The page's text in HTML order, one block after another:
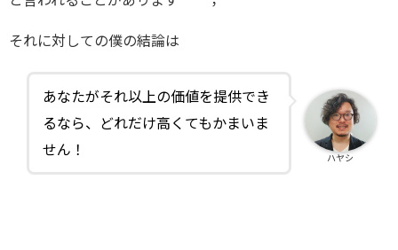
それに対しての僕の結論は
あなたがそれ以上の価値を提供でき
るなら、どれだけ高くてもかまいま
せん！
ハヤシ